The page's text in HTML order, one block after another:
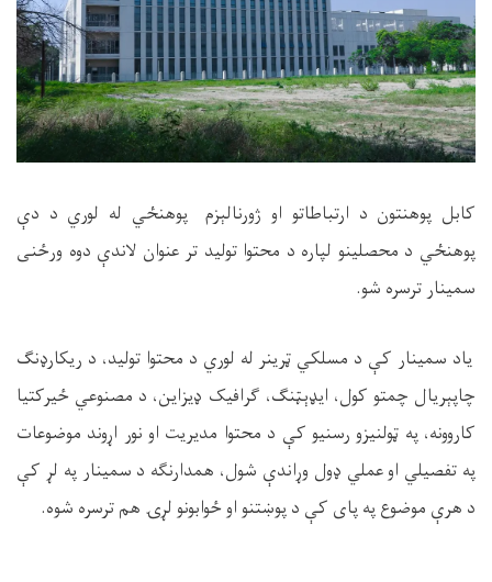
کابل پوهنتون د ارتباطاتو او ژورنالېزم پوهنځي له لوري د دې
پوهنځي د محصلینو لپاره د محتوا تولید تر عنوان لاندې دوه ورځنی
سمینار ترسره شو.
یاد سمینار کې د مسلکي ټرینر له لوري د محتوا تولید، د ریکارډنګ
چاپېریال چمتو کول، ایډېټنګ، ګرافیک ډیزاین، د مصنوعي ځیرکتیا
کاروونه، په ټولنیزو رسنیو کې د محتوا مدیریت او نور اړوند موضوعات
په تفصیلي او عملي ډول وړاندې شول، همدارنګه د سمینار په لړ کې
د هرې موضوع په پای کې د پوښتنو او ځوابونو لړۍ هم ترسره شوه.